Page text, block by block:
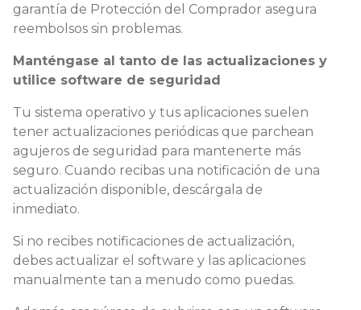
garantía de Protección del Comprador asegura
reembolsos sin problemas.
Manténgase al tanto de las actualizaciones y
utilice software de seguridad
Tu sistema operativo y tus aplicaciones suelen
tener actualizaciones periódicas que parchean
agujeros de seguridad para mantenerte más
seguro. Cuando recibas una notificación de una
actualización disponible, descárgala de
inmediato.
Si no recibes notificaciones de actualización,
debes actualizar el software y las aplicaciones
manualmente tan a menudo como puedas.